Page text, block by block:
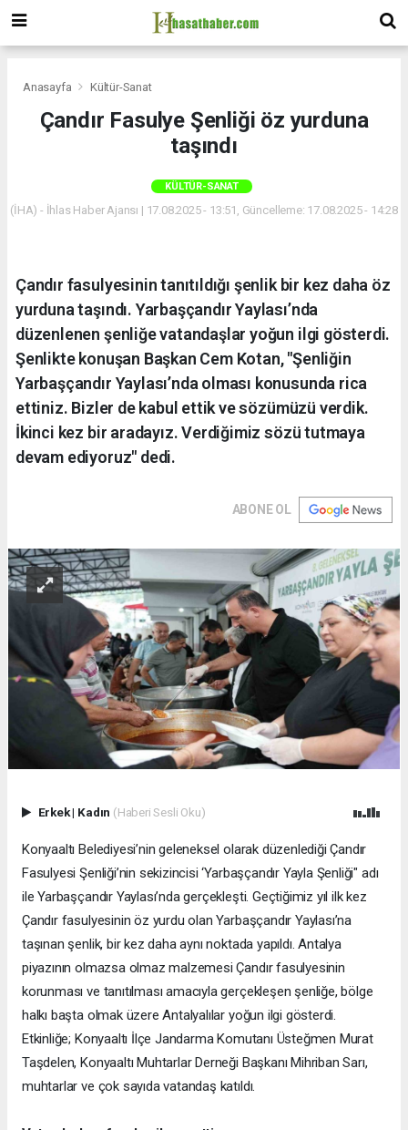
Anasayfa Kültür-Sanat
Çandır Fasulye Şenliği öz yurduna
taşındı
KÜLTÜR-SANAT
(İHA) - İhlas Haber Ajansı | 17.08.2025 - 13:51, Güncelleme: 17.08.2025 - 14:28
Çandır fasulyesinin tanıtıldığı şenlik bir kez daha öz
yurduna taşındı. Yarbaşçandır Yaylası’nda
düzenlenen şenliğe vatandaşlar yoğun ilgi gösterdi.
Şenlikte konuşan Başkan Cem Kotan, "Şenliğin
Yarbaşçandır Yaylası’nda olması konusunda rica
ettiniz. Bizler de kabul ettik ve sözümüzü verdik.
İkinci kez bir aradayız. Verdiğimiz sözü tutmaya
devam ediyoruz" dedi.
ABONE OL
Erkek| Kadın (Haberi Sesli Oku)
Konyaaltı Belediyesi’nin geleneksel olarak düzenlediği Çandır
Fasulyesi Şenliği’nin sekizincisi ‘Yarbaşçandır Yayla Şenliği" adı
ile Yarbaşçandır Yaylası’nda gerçekleşti. Geçtiğimiz yıl ilk kez
Çandır fasulyesinin öz yurdu olan Yarbaşçandır Yaylası’na
taşınan şenlik, bir kez daha aynı noktada yapıldı. Antalya
piyazının olmazsa olmaz malzemesi Çandır fasulyesinin
korunması ve tanıtılması amacıyla gerçekleşen şenliğe, bölge
halkı başta olmak üzere Antalyalılar yoğun ilgi gösterdi.
Etkinliğe; Konyaaltı İlçe Jandarma Komutanı Üsteğmen Murat
Taşdelen, Konyaaltı Muhtarlar Derneği Başkanı Mihriban Sarı,
muhtarlar ve çok sayıda vatandaş katıldı.